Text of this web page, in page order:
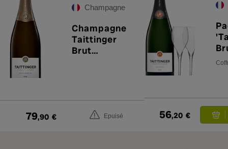
Champagne
Champagne
Taittinger
Brut
79,90 € Epuisé
»
56,20 €